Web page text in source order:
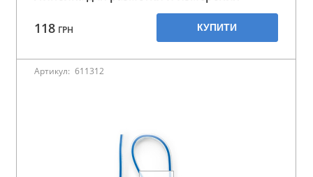
118 ГРН КУПИТИ
Артикул: 611312